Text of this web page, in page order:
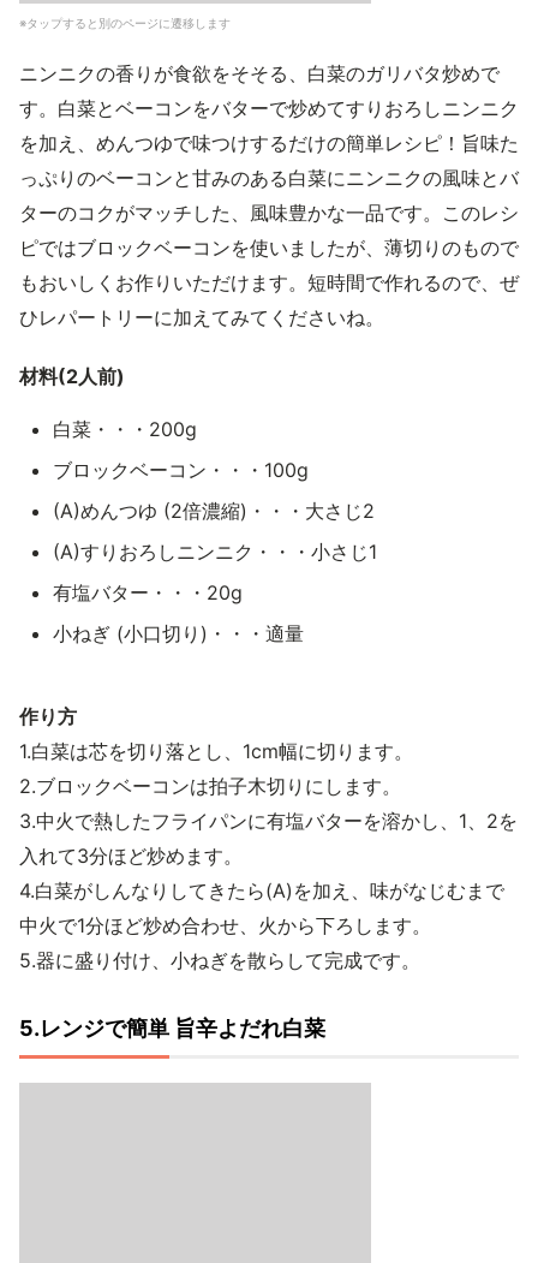
※タップすると別のページに遷移します
ニンニクの香りが食欲をそそる、白菜のガリバタ炒めで
す。白菜とベーコンをバターで炒めてすりおろしニンニク
を加え、めんつゆで味つけするだけの簡単レシピ！旨味た
っぷりのベーコンと甘みのある白菜にニンニクの風味とバ
ターのコクがマッチした、風味豊かな一品です。このレシ
ピではブロックベーコンを使いましたが、薄切りのもので
もおいしくお作りいただけます。短時間で作れるので、ぜ
ひレパートリーに加えてみてくださいね。
材料(2人前)
白菜・・・200g
ブロックベーコン・・・100g
(A)めんつゆ (2倍濃縮)・・・大さじ2
(A)すりおろしニンニク・・・小さじ1
有塩バター・・・20g
小ねぎ (小口切り)・・・適量
作り方
1.白菜は芯を切り落とし、1cm幅に切ります。
2.ブロックベーコンは拍子木切りにします。
3.中火で熱したフライパンに有塩バターを溶かし、1、2を
入れて3分ほど炒めます。
4.白菜がしんなりしてきたら(A)を加え、味がなじむまで
中火で1分ほど炒め合わせ、火から下ろします。
5.器に盛り付け、小ねぎを散らして完成です。
5.レンジで簡単 旨辛よだれ白菜